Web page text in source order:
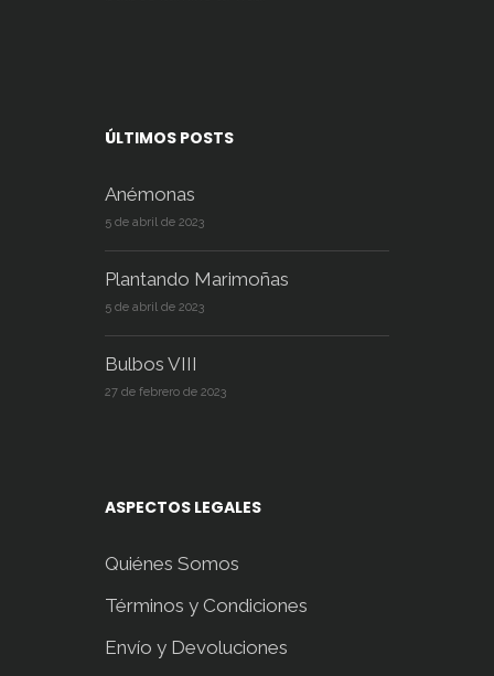
ÚLTIMOS POSTS
Anémonas
5 de abril de 2023
Plantando Marimoñas
5 de abril de 2023
Bulbos VIII
27 de febrero de 2023
ASPECTOS LEGALES
Quiénes Somos
Términos y Condiciones
Envío y Devoluciones